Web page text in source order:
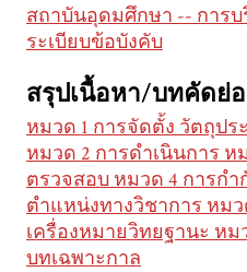
สถาบันอุดมศึกษา -- การ
ระเบียบข้อบังคับ
สรุปเนื้อหา/บทคัดย่อ
หมวด 1 การจัดตั้ง วัตถุป
หมวด 2 การดำเนินการ
ตรวจสอบ หมวด 4 การก
ตำแหน่งทางวิชาการ หม
เครื่องหมายวิทยฐานะ ห
บทเฉพาะกาล